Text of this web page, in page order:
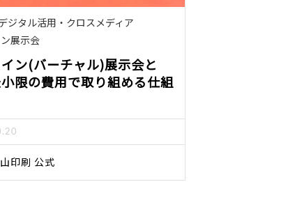
ジタル活用・クロスメディア
展示会
ン(バーチャル)展示会と
限の費用で取り組める仕組
印刷 公式